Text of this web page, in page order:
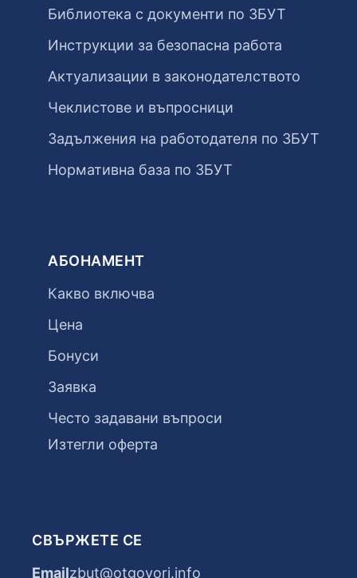
Библиотека с документи по ЗБУТ
Инструкции за безопасна работа
Актуализации в законодателството
Чеклистове и въпросници
Задължения на работодателя по ЗБУТ
Нормативна база по ЗБУТ
АБОНАМЕНТ
Какво включва
Цена
Бонуси
Заявка
Често задавани въпроси
Изтегли оферта
СВЪРЖЕТЕ СЕ
Emailzbut@otgovori.info